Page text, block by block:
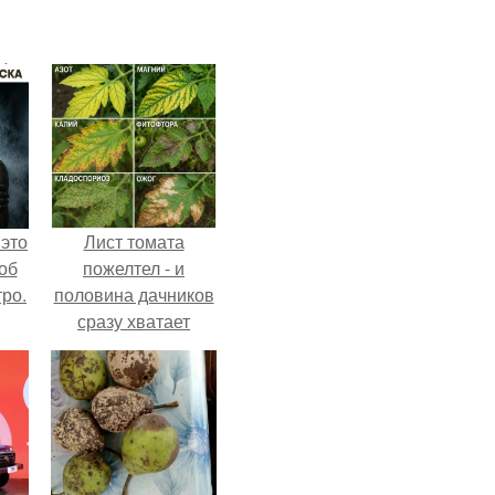
Лист томата
пожелтел - и
половина дачников
сразу хватает
удобрение.